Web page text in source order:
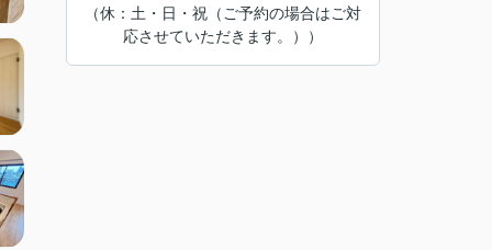
（休：土・日・祝（ご予約の場合はご対
応させていただきます。））